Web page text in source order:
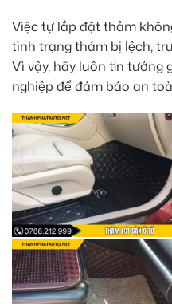
Việc tự lắp đặt thảm
tình trạng thảm bị lệch,
Vì vậy, hãy luôn tin tưởng
nghiệp để đảm bảo an